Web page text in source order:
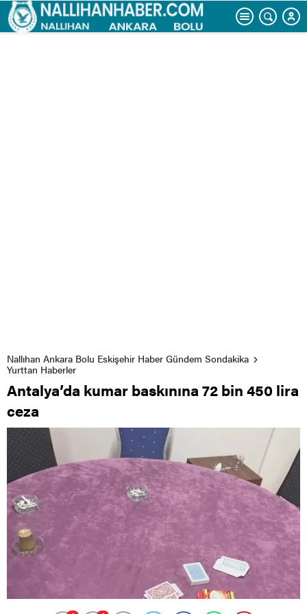
Nallıhan Ankara Bolu Eskişehir Haber Gündem Sondakika
Yurttan Haberler
Antalya’da kumar baskınına 72 bin 450 lira
ceza